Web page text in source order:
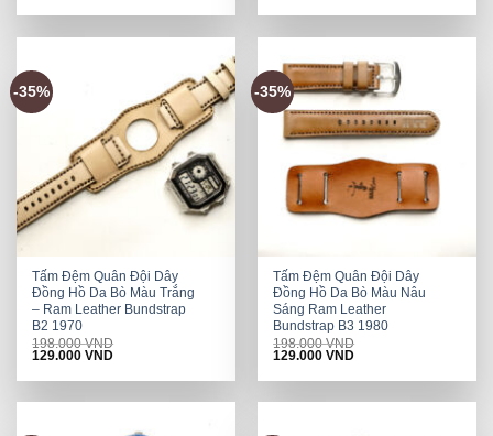
was: is: was: is:
-35%
Tấm Đệm Quân Đội Dây
Đồng Hồ Da Bò Màu Trắng
– Ram Leather Bundstrap
B2 1970
198.000VND
Original
was:
129.000VNDCurrent
is:
-35%
Tấm Đệm Quân Đội Dây
Đồng Hồ Da Bò Màu Nâu
Sáng Ram Leather
Bundstrap B3 1980
198.000VND
Original
was:
129.000VNDCurrent
is: